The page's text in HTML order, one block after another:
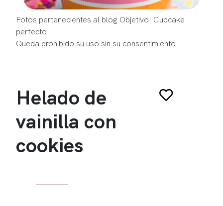
Fotos pertenecientes al blog Objetivo: Cupcake
perfecto.
Queda prohibido su uso sin su consentimiento.
Helado de
vainilla con
cookies